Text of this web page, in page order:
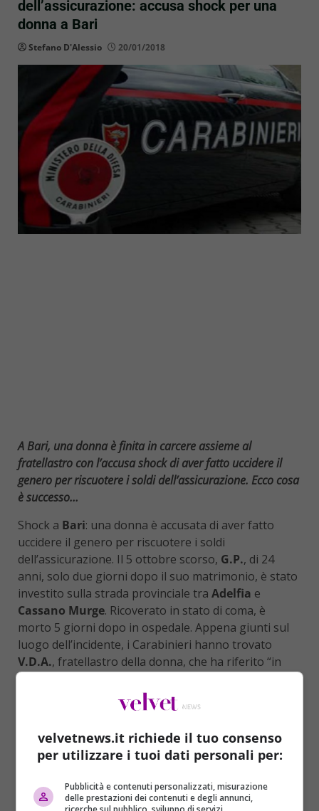
dell’assicurazione: accusa shock per una
donna a Bari
Stefano D'Alessio 20/01/2018
A Bari, una donna è finita in carcere assieme al
fratellastro con l’accusa shock di aver fatto uccidere il
genero per riscuotere i soldi dell’assicurazione. Ecco cosa
è successo…
Shock a Bari: una donna è accusata di aver fatto
uccidere il genero per riscuotere i soldi
dell’assicurazione. Il 5 ottobre scorso, G.P., di 24
anni, solo due giorni dopo il suo matrimonio, è stato
investito sulla strada provinciale tra Adelfia e
Cassano Murge. Ricoverato in stato di coma, è
morto 5 giorni dopo in ospedale. Appena giunti sul
luogo dell’incidente, i Carabinieri hanno trovato
V.D.A., fratellastro della donna, che ha riferito “in
evidente stato di concitazione” di aver investito un
pedone sbucato all’improvviso dai campi.
‘Corriere della Sera’, l’accordo tra V.D.A e la donna
era quello di dividersi il risarcimento che la
la cui posizione è ancora al vaglio dei pm. Accusati di
velvetnews.it richiede il tuo consenso
per utilizzare i tuoi dati personali per:
Pubblicità e contenuti personalizzati, misurazione
delle prestazioni dei contenuti e degli annunci,